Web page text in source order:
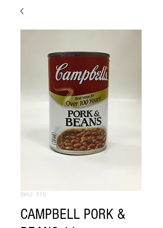
SKU: 315
CAMPBELL PORK &